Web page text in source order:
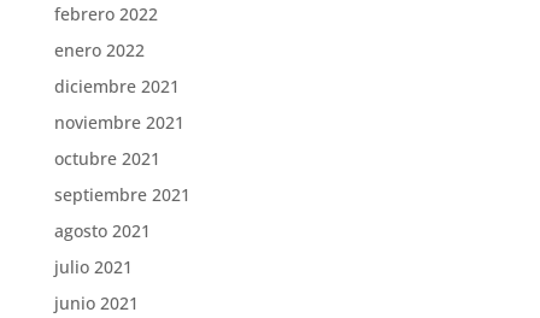
febrero 2022
enero 2022
diciembre 2021
noviembre 2021
octubre 2021
septiembre 2021
agosto 2021
julio 2021
junio 2021